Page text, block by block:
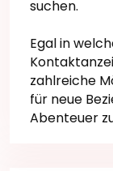
suchen.
Egal in
zahlreiche
für neue
Abenteuer